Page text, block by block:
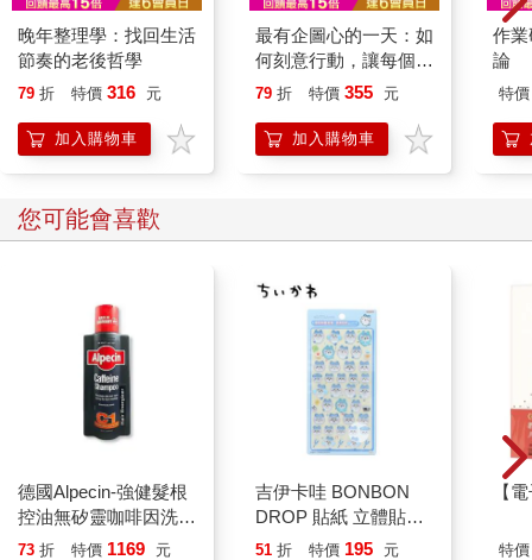
晚年整理學：找回生活
節奏的老後哲學
79 折 特價 316 元
加入購物車
最有企圖心的一天：如
何刻意行動，讓每個目
標都有始有終
79 折 特價 355 元
加入購物車
作
論
特價
您可能會喜歡
德國Alpecin-強健髮根
控油無矽靈咖啡因洗髮
凝露375ml/瓶-C1強健
73 折 特價 1169 元
吉伊卡哇 BONBON
DROP 貼紙 立體貼紙
水晶貼紙 手帳貼 裝飾
51 折 特價 195 元
【
特價